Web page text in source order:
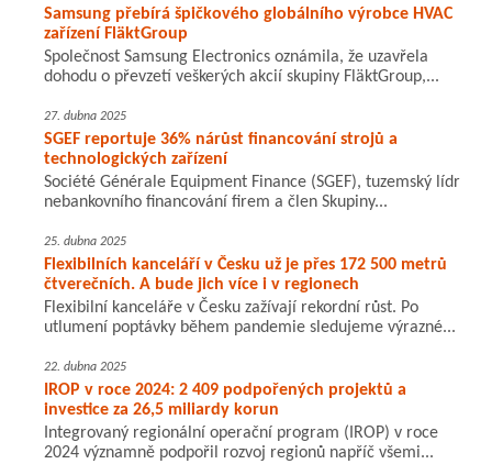
Samsung přebírá špičkového globálního výrobce HVAC
zařízení FläktGroup
Společnost Samsung Electronics oznámila, že uzavřela
dohodu o převzetí veškerých akcií skupiny FläktGroup,...
27. dubna 2025
SGEF reportuje 36% nárůst financování strojů a
technologických zařízení
Société Générale Equipment Finance (SGEF), tuzemský lídr
nebankovního financování firem a člen Skupiny...
25. dubna 2025
Flexibilních kanceláří v Česku už je přes 172 500 metrů
čtverečních. A bude jich více i v regionech
Flexibilní kanceláře v Česku zažívají rekordní růst. Po
utlumení poptávky během pandemie sledujeme výrazné...
22. dubna 2025
IROP v roce 2024: 2 409 podpořených projektů a
investice za 26,5 miliardy korun
Integrovaný regionální operační program (IROP) v roce
2024 významně podpořil rozvoj regionů napříč všemi...